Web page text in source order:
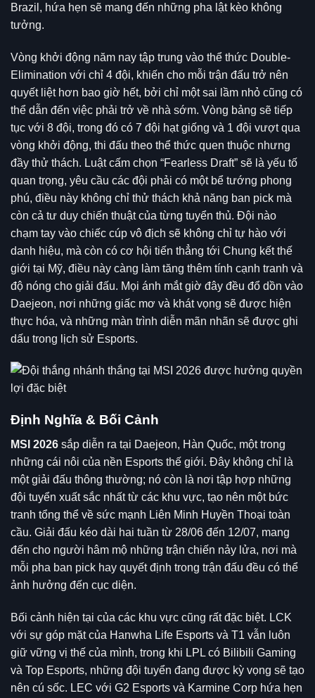
Brazil, hứa hẹn sẽ mang đến những pha lật kèo không
tưởng.
Vòng khởi động năm nay tập trung vào thể thức Double-
Elimination với chỉ 4 đội, khiến cho mỗi trận đấu trở nên
quyết liệt hơn bao giờ hết, bởi chỉ một sai lầm nhỏ cũng có
thể dẫn đến việc phải trở về nhà sớm. Vòng bảng sẽ tiếp
tục với 8 đội, trong đó có 7 đội hạt giống và 1 đội vượt qua
vòng khởi động, thi đấu theo thể thức quen thuộc nhưng
đầy thử thách. Luật cấm chọn “Fearless Draft” sẽ là yếu tố
quan trọng, yêu cầu các đội phải có một bể tướng phong
phú, điều này không chỉ thử thách khả năng ban pick mà
còn cả tư duy chiến thuật của từng tuyển thủ. Đội nào
chạm tay vào chiếc cúp vô địch sẽ không chỉ tự hào với
danh hiệu, mà còn có cơ hội tiến thẳng tới Chung kết thế
giới tại Mỹ, điều này càng làm tăng thêm tính cạnh tranh và
độ nóng cho giải đấu. Mọi ánh mắt giờ đây đều đổ dồn vào
Daejeon, nơi những giấc mơ và khát vọng sẽ được hiện
thực hóa, và những màn trình diễn mãn nhãn sẽ được ghi
dấu trong lịch sử Esports.
Định Nghĩa & Bối Cảnh
MSI 2026 sắp diễn ra tại Daejeon, Hàn Quốc, một trong
những cái nôi của nền Esports thế giới. Đây không chỉ là
một giải đấu thông thường; nó còn là nơi tập hợp những
đội tuyển xuất sắc nhất từ các khu vực, tạo nên một bức
tranh tổng thể về sức mạnh Liên Minh Huyền Thoại toàn
cầu. Giải đấu kéo dài hai tuần từ 28/06 đến 12/07, mang
đến cho người hâm mộ những trận chiến nảy lửa, nơi mà
mỗi pha ban pick hay quyết định trong trận đấu đều có thể
ảnh hưởng đến cục diện.
Bối cảnh hiện tại của các khu vực cũng rất đặc biệt. LCK
với sự góp mặt của Hanwha Life Esports và T1 vẫn luôn
giữ vững vị thế của mình, trong khi LPL có Bilibili Gaming
và Top Esports, những đội tuyển đang được kỳ vọng sẽ tạo
nên cú sốc. LEC với G2 Esports và Karmine Corp hứa hẹn